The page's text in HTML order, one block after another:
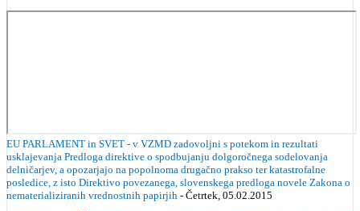
EU PARLAMENT in SVET - v VZMD zadovoljni s potekom in rezultati
usklajevanja Predloga direktive o spodbujanju dolgoročnega sodelovanja
delničarjev, a opozarjajo na popolnoma drugačno prakso ter katastrofalne
posledice, z isto Direktivo povezanega, slovenskega predloga novele Zakona o
nematerializiranih vrednostnih papirjih - Četrtek, 05.02.2015